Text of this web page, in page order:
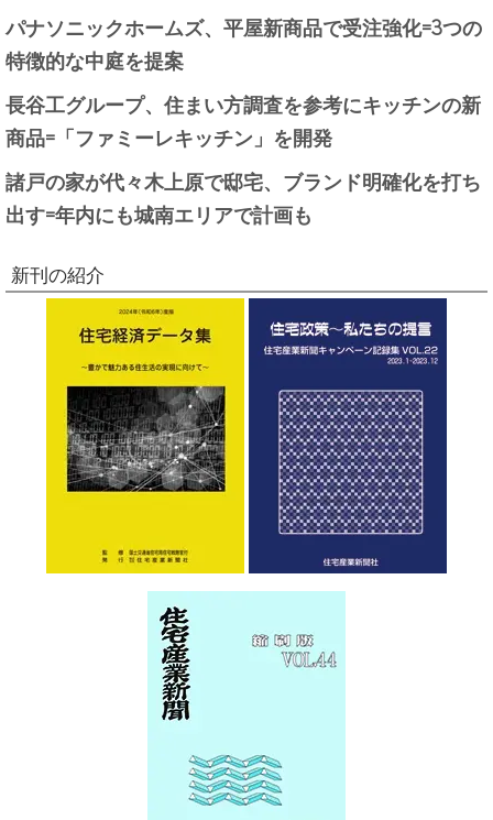
パナソニックホームズ、平屋新商品で受注強化=3つの
特徴的な中庭を提案
長谷工グループ、住まい方調査を参考にキッチンの新
商品=「ファミーレキッチン」を開発
諸戸の家が代々木上原で邸宅、ブランド明確化を打ち
出す=年内にも城南エリアで計画も
新刊の紹介